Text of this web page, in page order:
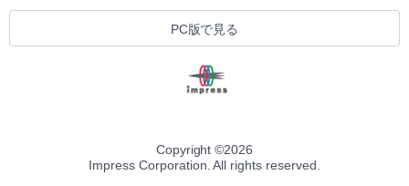
PC版で見る
Copyright ©2026
Impress Corporation. All rights reserved.